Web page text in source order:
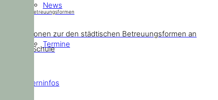
News
Termine
Elterninfos
Städtische Betreuungsformen
Informationen zur den städtischen Betreuungsformen an
unserer Schule